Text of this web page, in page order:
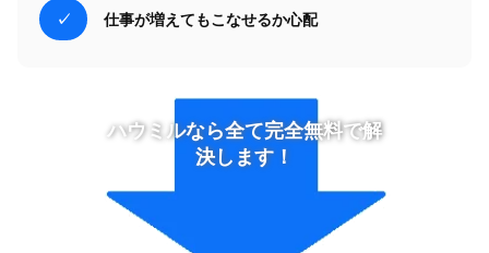
仕事が増えてもこなせるか心配
ハウミルなら全て完全無料で解
決します！